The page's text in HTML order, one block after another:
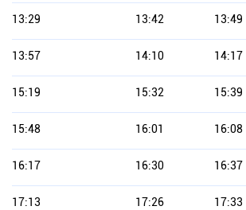
13:29 13:42 13:49
13:57 14:10 14:17
15:19 15:32 15:39
15:48 16:01 16:08
16:17 16:30 16:37
17:13 17:26 17:33